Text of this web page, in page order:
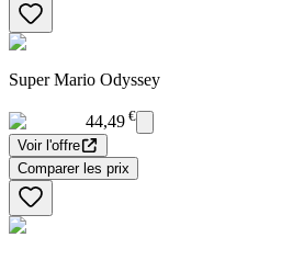
Super Mario Odyssey
44,49 €
Voir l'offre
Comparer les prix